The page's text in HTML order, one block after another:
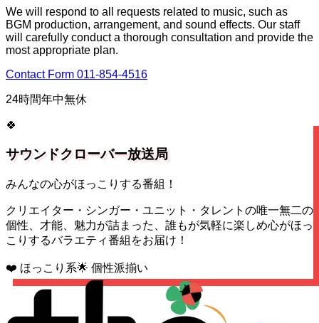
We will respond to all requests related to music, such as
BGM production, arrangement, and sound effects. Our staff
will carefully conduct a thorough consultation and provide the
most appropriate plan.
Contact Form 011-854-4516
24時間年中無休
🍀
サウンドクローバー放送局
みんなの心がほっこりする番組！
クリエイター・シンガー・ユニット・タレントの唯一無二の
個性、才能、魅力が詰まった、誰もが気軽に楽しめ心がほっ
こりするバラエティ番組をお届け！
❤️ ほっこり系🌟 個性派揃い